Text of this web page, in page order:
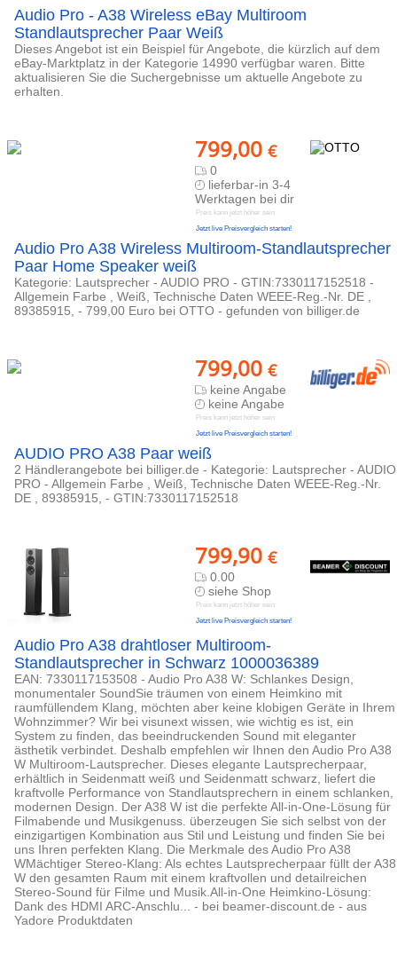
Audio Pro - A38 Wireless eBay Multiroom
Standlautsprecher Paar Weiß
Dieses Angebot ist ein Beispiel für Angebote, die kürzlich auf dem
eBay-Marktplatz in der Kategorie 14990 verfügbar waren. Bitte
aktualisieren Sie die Suchergebnisse um aktuelle Angebote zu
erhalten.
799,00 €
0
lieferbar-in 3-4
Werktagen bei dir
Preis kann jetzt höher sein
Jetzt live Preisvergleich starten!
Audio Pro A38 Wireless Multiroom-Standlautsprecher
Paar Home Speaker weiß
Kategorie: Lautsprecher - AUDIO PRO - GTIN:7330117152518 -
Allgemein Farbe , Weiß, Technische Daten WEEE-Reg.-Nr. DE ,
89385915, - 799,00 Euro bei OTTO - gefunden von billiger.de
799,00 €
keine Angabe
keine Angabe
Preis kann jetzt höher sein
Jetzt live Preisvergleich starten!
AUDIO PRO A38 Paar weiß
2 Händlerangebote bei billiger.de - Kategorie: Lautsprecher - AUDIO
PRO - Allgemein Farbe , Weiß, Technische Daten WEEE-Reg.-Nr.
DE , 89385915, - GTIN:7330117152518
799,90 €
0.00
siehe Shop
Preis kann jetzt höher sein
Jetzt live Preisvergleich starten!
Audio Pro A38 drahtloser Multiroom-
Standlautsprecher in Schwarz 1000036389
EAN: 7330117153508 - Audio Pro A38 W: Schlankes Design,
monumentaler SoundSie träumen von einem Heimkino mit
raumfüllendem Klang, möchten aber keine klobigen Geräte in Ihrem
Wohnzimmer? Wir bei visunext wissen, wie wichtig es ist, ein
System zu finden, das beeindruckenden Sound mit eleganter
ästhetik verbindet. Deshalb empfehlen wir Ihnen den Audio Pro A38
W Multiroom-Lautsprecher. Dieses elegante Lautsprecherpaar,
erhältlich in Seidenmatt weiß und Seidenmatt schwarz, liefert die
kraftvolle Performance von Standlautsprechern in einem schlanken,
modernen Design. Der A38 W ist die perfekte All-in-One-Lösung für
Filmabende und Musikgenuss. überzeugen Sie sich selbst von der
einzigartigen Kombination aus Stil und Leistung und finden Sie bei
uns Ihren perfekten Klang. Die Merkmale des Audio Pro A38
WMächtiger Stereo-Klang: Als echtes Lautsprecherpaar füllt der A38
W den gesamten Raum mit einem kraftvollen und detailreichen
Stereo-Sound für Filme und Musik.All-in-One Heimkino-Lösung:
Dank des HDMI ARC-Anschlu... - bei beamer-discount.de - aus
Yadore Produktdaten